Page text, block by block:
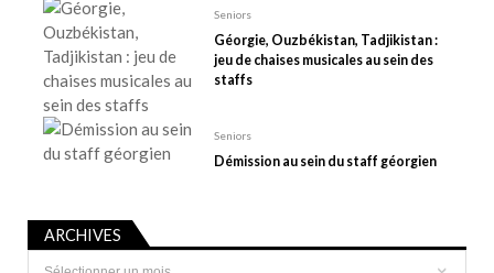
Seniors
Géorgie, Ouzbékistan, Tadjikistan :
jeu de chaises musicales au sein des
staffs
Seniors
Démission au sein du staff géorgien
ARCHIVES
Archives